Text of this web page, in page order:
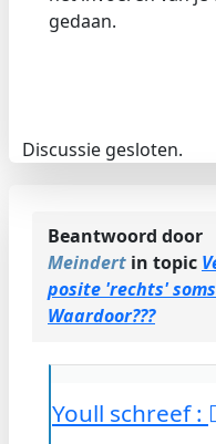
gedaan.
Discussie gesloten.
Beantwoord door
Meindert in topic
posite 'rechts'
Waardoor???
Youll schreef :